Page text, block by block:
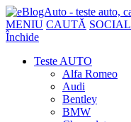
MENIU CAUTĂ SOCIAL
Închide
Teste AUTO
Alfa Romeo
Audi
Bentley
BMW